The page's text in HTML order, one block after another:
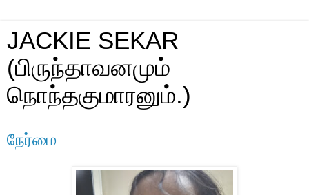
JACKIE SEKAR
(பிருந்தாவனமும்
நொந்தகுமாரனும்.)
நேர்மை